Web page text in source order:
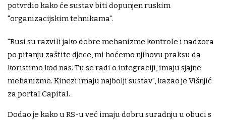
potvrdio kako će sustav biti dopunjen ruskim
"organizacijskim tehnikama".
"Rusi su razvili jako dobre mehanizme kontrole i nadzora
po pitanju zaštite djece, mi hoćemo njihovu praksu da
koristimo kod nas. Tu se radi o integraciji, imaju sjajne
mehanizme. Kinezi imaju najbolji sustav", kazao je Višnjić
za portal Capital.
Dodao je kako u RS-u već imaju dobru suradnju u obuci s